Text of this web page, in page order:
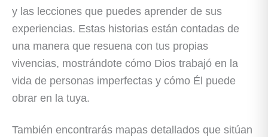
y las lecciones que puedes aprender de sus
experiencias. Estas historias están contadas de
una manera que resuena con tus propias
vivencias, mostrándote cómo Dios trabajó en la
vida de personas imperfectas y cómo Él puede
obrar en la tuya.
También encontrarás mapas detallados que sitúan